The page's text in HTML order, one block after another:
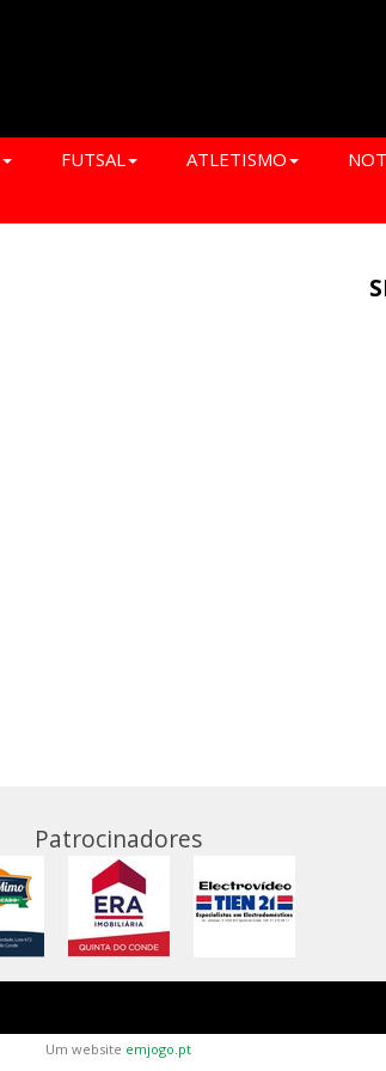
FUTSAL ATLETISMO
Patrocinadores
Um website emjogo.pt